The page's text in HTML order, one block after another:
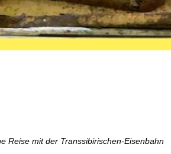
Reise mit der Transsibirischen-Eisenbahn